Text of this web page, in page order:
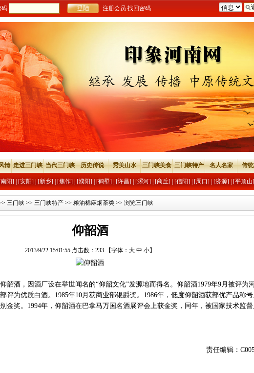
码 注册会员 找回密码
情 走进三门峡 当代三门峡 历史传说 秀美山水 三门峡美食 三门峡特产 名人名家 传
阳] [安阳] [新乡] [焦作] [濮阳] [鹤壁] [许昌] [漯河] [商丘] [信阳] [周口] [济源] [平顶山]
三门峡 >> 三门峡特产 >> 粮油棉麻烟茶类 >> 浏览三门峡
仰韶酒
2013/9/22 15:01:55 点击数： 233 【字体： 大 中 小】
酒，因酒厂设在举世闻名的“仰韶文化”发源地而得名。仰韶酒1979年9月被评为
评为优质白酒。1985年10月获商业部银爵奖。1986年，低度仰韶酒获部优产品称号
金奖。1994年，仰韶酒在巴拿马万国名酒展评会上获金奖，同年，被国家技术监督
责任编辑：